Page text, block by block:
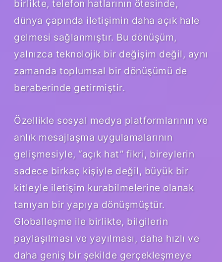
birlikte, telefon hatlarının ötesinde,
dünya çapında iletişimin daha açık hale
gelmesi sağlanmıştır. Bu dönüşüm,
yalnızca teknolojik bir değişim değil, aynı
zamanda toplumsal bir dönüşümü de
beraberinde getirmiştir.
Özellikle sosyal medya platformlarının ve
anlık mesajlaşma uygulamalarının
gelişmesiyle, “açık hat” fikri, bireylerin
sadece birkaç kişiyle değil, büyük bir
kitleyle iletişim kurabilmelerine olanak
tanıyan bir yapıya dönüşmüştür.
Globalleşme ile birlikte, bilgilerin
paylaşılması ve yayılması, daha hızlı ve
daha geniş bir şekilde gerçekleşmeye